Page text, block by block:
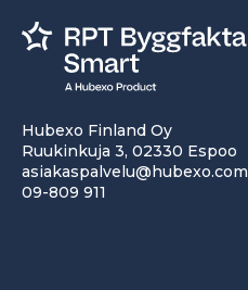
Hubexo Finland Oy
Ruukinkuja 3, 02330 Espoo
asiakaspalvelu@hubexo.com
09-809 911